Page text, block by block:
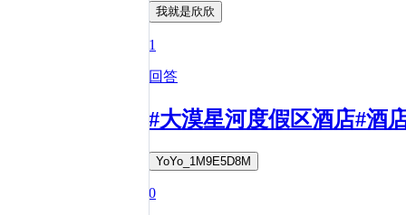
我就是欣欣
1
回答
#大漠星河度假区酒店#酒
YoYo_1M9E5D8M
0